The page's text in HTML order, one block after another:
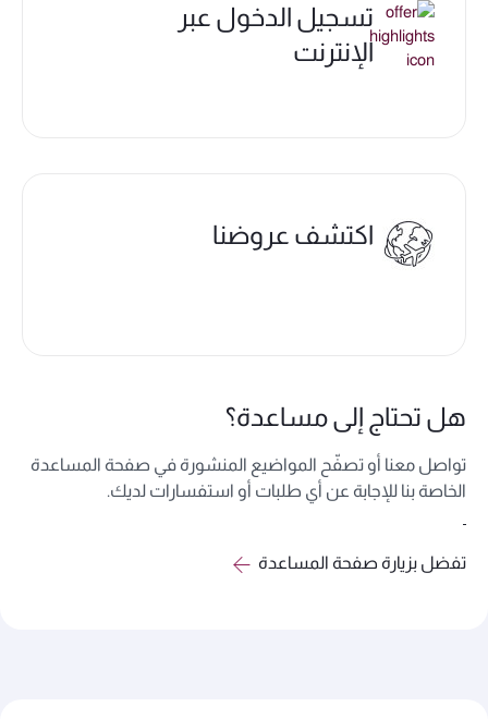
تسجيل الدخول عبر
الإنترنت
اكتشف عروضنا
هل تحتاج إلى مساعدة؟
تواصل معنا أو تصفّح المواضيع المنشورة في صفحة المساعدة
الخاصة بنا للإجابة عن أي طلبات أو استفسارات لديك.
تفضل بزيارة صفحة المساعدة